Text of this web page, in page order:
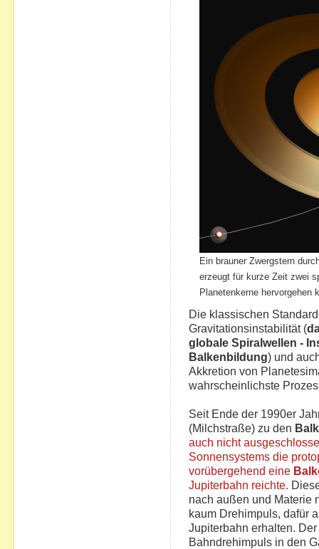
Ein brauner Zwergstern
erzeugt für kurze Zeit zwei
Planetenkerne hervorgehen
Die klassischen
Gravitationsinstabilität (
globale Spiralwellen -
Balkenbildung) und
Akkretion von
wahrscheinlichste
Seit Ende der 1990er
(Milchstraße) zu den
auch nicht
Sonnensystems die
vorübergehend eine
Jupiterbahn reichte.
nach außen und Materie
kaum Drehimpuls, dafür
Jupiterbahn erhalten.
Bahndrehimpuls in den